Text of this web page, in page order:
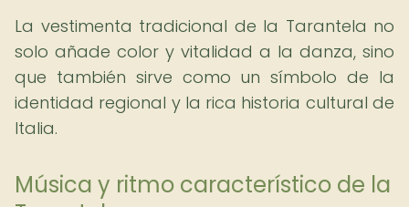
La vestimenta tradicional de la Tarantela no
solo añade color y vitalidad a la danza, sino
que también sirve como un símbolo de la
identidad regional y la rica historia cultural de
Italia.
Música y ritmo característico de la